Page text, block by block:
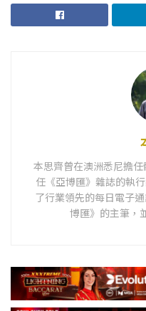
本思齊曾在澳洲悉尼擔
任《亞博匯》雜誌的執
了行業領先的每日電子
博匯》的主筆，